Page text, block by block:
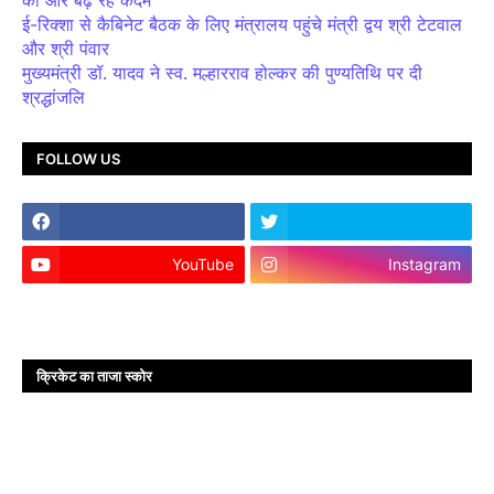
ई-रिक्शा से कैबिनेट बैठक के लिए मंत्रालय पहुंचे मंत्री द्वय श्री टेटवाल
और श्री पंवार
मुख्यमंत्री डॉ. यादव ने स्व. मल्हारराव होल्कर की पुण्यतिथि पर दी
श्रद्धांजलि
FOLLOW US
YouTube Instagram
क्रिकेट का ताजा स्कोर